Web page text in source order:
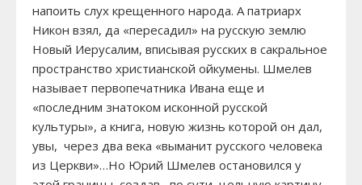
напоить слух крещенного народа. А патриарх
Никон взял, да «пересадил» на русскую землю
Новый Иерусалим, вписывая русских в сакральное
пространство христианской ойкумены. Шмелев
называет первопечатника Ивана еще и
«последним знатоком исконной русской
культуры», а книга, новую жизнь которой он дал,
увы, через два века «выманит русского человека
из Церкви»…Но Юрий Шмелев остановился у